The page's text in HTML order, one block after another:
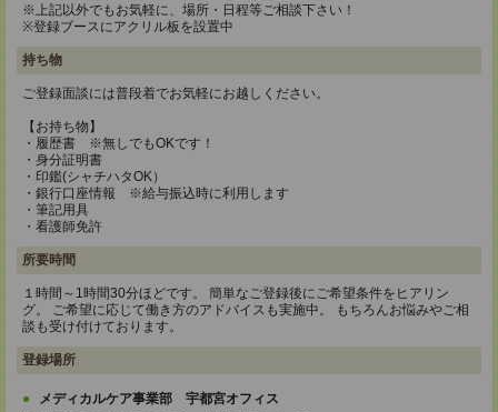
※上記以外でもお気軽に、場所・日程等ご相談下さい！
※登録ブースにアクリル板を設置中
持ち物
ご登録面談には普段着でお気軽にお越しください。
【お持ち物】
・履歴書 ※無しでもOKです！
・身分証明書
・印鑑(シャチハタOK）
・銀行口座情報 ※給与振込時に利用します
・筆記用具
・看護師免許
所要時間
１時間～1時間30分ほどです。 簡単なご登録後にご希望条件をヒアリン
グ。 ご希望に応じて働き方のアドバイスも実施中。 もちろんお悩みやご相
談も受け付けております。
登録場所
メディカルケア事業部 宇都宮オフィス